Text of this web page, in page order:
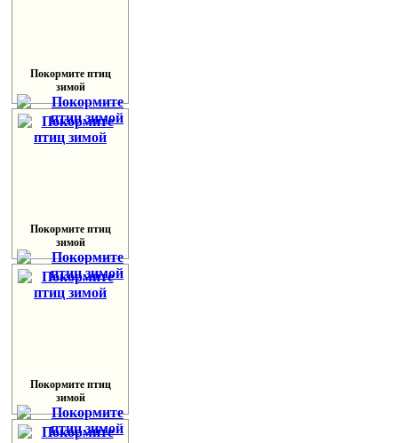
Покормите птиц
зимой
Покормите птиц
зимой
Покормите птиц
зимой